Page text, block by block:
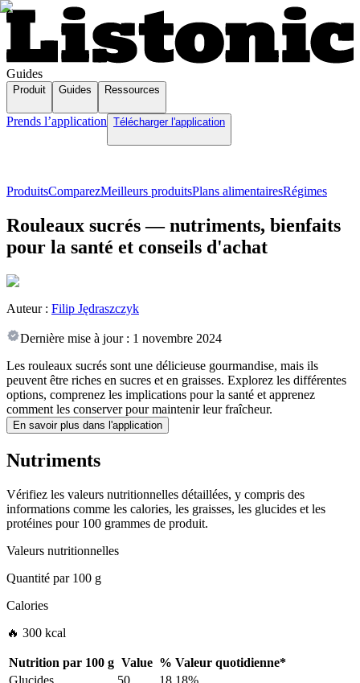
Guides
Produit Guides Ressources
Prends l’application Télécharger l'application
ProduitsComparezMeilleurs produitsPlans alimentairesRégimes
Rouleaux sucrés — nutriments, bienfaits
pour la santé et conseils d'achat
Auteur : Filip Jędraszczyk
Dernière mise à jour : 1 novembre 2024
Les rouleaux sucrés sont une délicieuse gourmandise, mais ils
peuvent être riches en sucres et en graisses. Explorez les différentes
options, comprenez les implications pour la santé et apprenez
comment les conserver pour maintenir leur fraîcheur.
En savoir plus dans l'application
Nutriments
Vérifiez les valeurs nutritionnelles détaillées, y compris des
informations comme les calories, les graisses, les glucides et les
protéines pour 100 grammes de produit.
Valeurs nutritionnelles
Quantité par100 g
Calories
🔥 300 kcal
Nutrition par 100 g Value % Valeur quotidienne*
Glucides
50
18.18%